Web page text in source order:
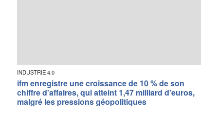
INDUSTRIE 4.0
ifm enregistre une croissance de 10 % de son
chiffre d'affaires, qui atteint 1,47 milliard d'euros,
malgré les pressions géopolitiques